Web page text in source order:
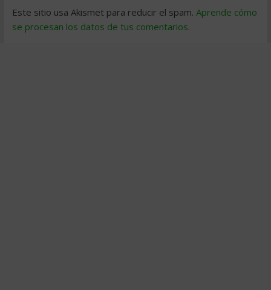
Este sitio usa Akismet para reducir el spam. Aprende cómo
se procesan los datos de tus comentarios.